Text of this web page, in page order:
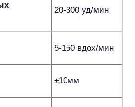
20-300 уд/мин
5-150 вдох/мин
±10мм